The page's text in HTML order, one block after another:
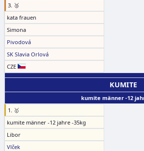
3. 🥉
kata frauen
Simona
Pivodová
SK Slavia Orlová
CZE
KUMITE
kumite männer -12
1. 🥇
kumite männer -12 jahre -35kg
Libor
Vlček